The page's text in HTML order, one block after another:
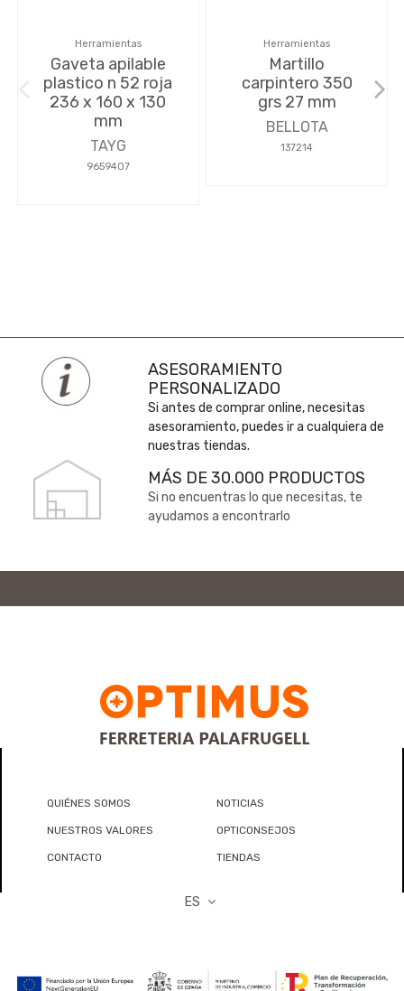
Herramientas
Gaveta apilable
plastico n 52 roja
236 x 160 x 130
mm
TAYG
9659407
Herramientas
Martillo
carpintero 350
grs 27 mm
BELLOTA
137214
ASESORAMIENTO
PERSONALIZADO
Si antes de comprar online, necesitas
asesoramiento, puedes ir a cualquiera de
nuestras tiendas.
MÁS DE 30.000 PRODUCTOS
Si no encuentras lo que necesitas, te
ayudamos a encontrarlo
QUIÉNES SOMOS NOTICIAS
NUESTROS VALORES OPTICONSEJOS
CONTACTO TIENDAS
ES